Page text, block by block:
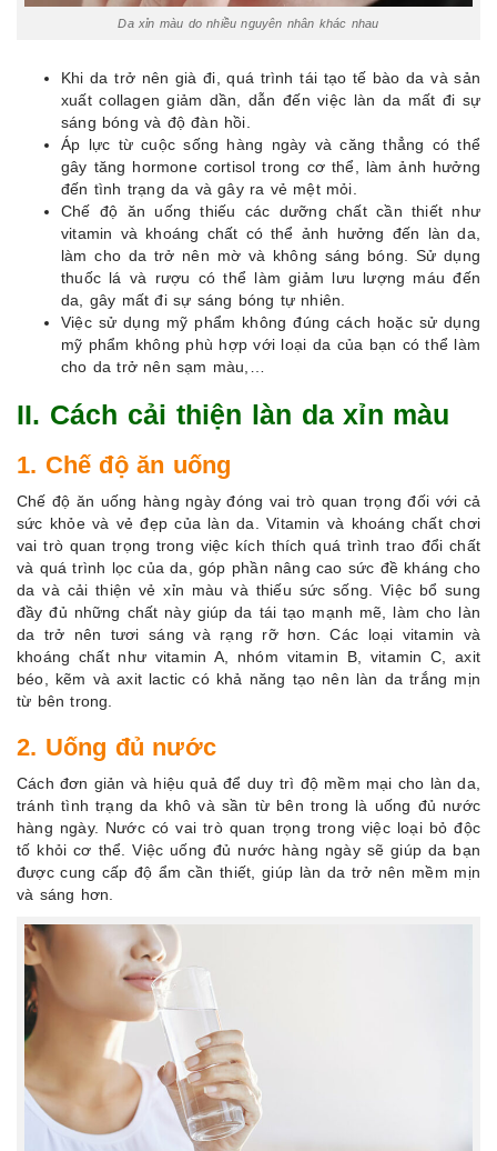
Da xỉn màu do nhiều nguyên nhân khác nhau
Khi da trở nên già đi, quá trình tái tạo tế bào da và sản
xuất collagen giảm dần, dẫn đến việc làn da mất đi sự
sáng bóng và độ đàn hồi.
Áp lực từ cuộc sống hàng ngày và căng thẳng có thể
gây tăng hormone cortisol trong cơ thể, làm ảnh hưởng
đến tình trạng da và gây ra vẻ mệt mỏi.
Chế độ ăn uống thiếu các dưỡng chất cần thiết như
vitamin và khoáng chất có thể ảnh hưởng đến làn da,
làm cho da trở nên mờ và không sáng bóng. Sử dụng
thuốc lá và rượu có thể làm giảm lưu lượng máu đến
da, gây mất đi sự sáng bóng tự nhiên.
Việc sử dụng mỹ phẩm không đúng cách hoặc sử dụng
mỹ phẩm không phù hợp với loại da của bạn có thể làm
cho da trở nên sạm màu,…
II. Cách cải thiện làn da xỉn màu
1. Chế độ ăn uống
Chế độ ăn uống hàng ngày đóng vai trò quan trọng đối với cả
sức khỏe và vẻ đẹp của làn da. Vitamin và khoáng chất chơi
vai trò quan trọng trong việc kích thích quá trình trao đổi chất
và quá trình lọc của da, góp phần nâng cao sức đề kháng cho
da và cải thiện vẻ xỉn màu và thiếu sức sống. Việc bổ sung
đầy đủ những chất này giúp da tái tạo mạnh mẽ, làm cho làn
da trở nên tươi sáng và rạng rỡ hơn. Các loại vitamin và
khoáng chất như vitamin A, nhóm vitamin B, vitamin C, axit
béo, kẽm và axit lactic có khả năng tạo nên làn da trắng mịn
từ bên trong.
2. Uống đủ nước
Cách đơn giản và hiệu quả để duy trì độ mềm mại cho làn da,
tránh tình trạng da khô và sần từ bên trong là uống đủ nước
hàng ngày. Nước có vai trò quan trọng trong việc loại bỏ độc
tố khỏi cơ thể. Việc uống đủ nước hàng ngày sẽ giúp da bạn
được cung cấp độ ẩm cần thiết, giúp làn da trở nên mềm mịn
và sáng hơn.